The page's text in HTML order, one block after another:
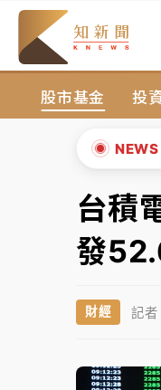
股市基金 投
NEWS
暑假過
中信慈
故宮《
台東農
女律師陳
▲
▼
台積
發
財經 記者